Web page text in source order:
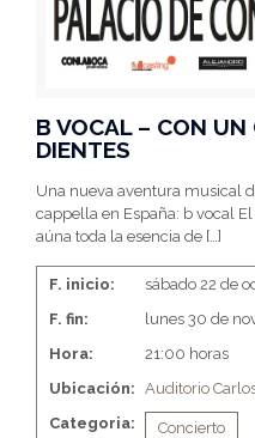
B VOCAL – CON
DIENTES
Una nueva aventura musical
cappella en España: b vocal
aúna toda la esencia de […]
F. inicio:
sábado 22 de
F. fin:
lunes 30 de
Hora:
21:00 horas
Ubicación: Auditorio
Categoria:
Concierto